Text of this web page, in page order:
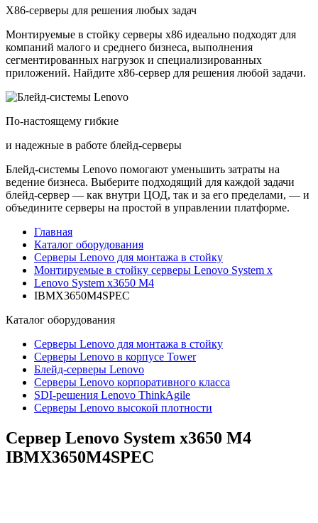
X86-серверы для решения любых задач
Монтируемые в стойку серверы x86 идеально подходят для
компаний малого и среднего бизнеса, выполнения
сегментированных нагрузок и специализированных
приложений. Найдите x86-сервер для решения любой задачи.
По-настоящему гибкие
и надежные в работе блейд-серверы
Блейд-системы Lenovo помогают уменьшить затраты на
ведение бизнеса. Выберите подходящий для каждой задачи
блейд-сервер — как внутри ЦОД, так и за его пределами, — и
объедините серверы на простой в управлении платформе.
Главная
Каталог оборудования
Серверы Lenovo для монтажа в стойку
Монтируемые в стойку серверы Lenovo System x
Lenovo System x3650 M4
IBMX3650M4SPEC
Каталог оборудования
Серверы Lenovo для монтажа в стойку
Серверы Lenovo в корпусе Tower
Блейд-серверы Lenovo
Cерверы Lenovo корпоративного класса
SDI-решения Lenovo ThinkAgile
Серверы Lenovo высокой плотности
Сервер Lenovo System x3650 M4
IBMX3650M4SPEC